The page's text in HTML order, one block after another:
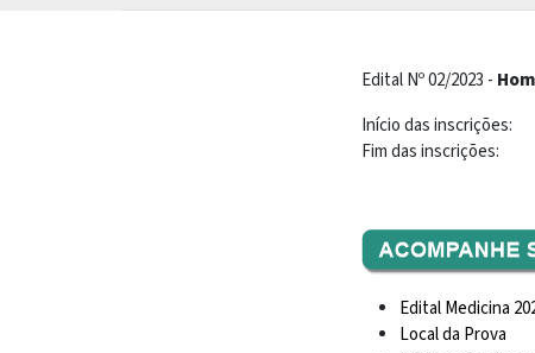
Edital Nº 02/2023 -
Início das inscrições:
Fim das inscrições:
Edital Medicina
Local da Prova